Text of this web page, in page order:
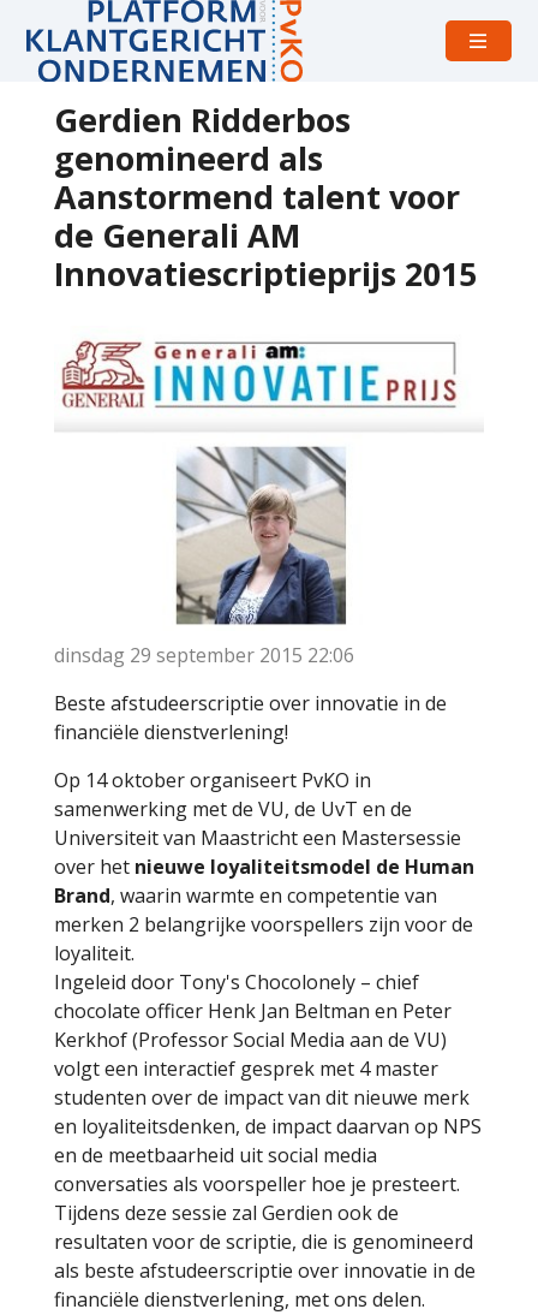
Open
Gerdien Ridderbos
genomineerd als
Aanstormend talent voor
de Generali AM
Innovatiescriptieprijs 2015
dinsdag 29 september 2015 22:06
Beste afstudeerscriptie over innovatie in de
financiële dienstverlening!
Op 14 oktober organiseert PvKO in
samenwerking met de VU, de UvT en de
Universiteit van Maastricht een Mastersessie
over het nieuwe loyaliteitsmodel de Human
Brand, waarin warmte en competentie van
merken 2 belangrijke voorspellers zijn voor de
loyaliteit.
Ingeleid door Tony's Chocolonely – chief
chocolate officer Henk Jan Beltman en Peter
Kerkhof (Professor Social Media aan de VU)
volgt een interactief gesprek met 4 master
studenten over de impact van dit nieuwe merk
en loyaliteitsdenken, de impact daarvan op NPS
en de meetbaarheid uit social media
conversaties als voorspeller hoe je presteert.
Tijdens deze sessie zal Gerdien ook de
resultaten voor de scriptie, die is genomineerd
als beste afstudeerscriptie over innovatie in de
financiële dienstverlening, met ons delen.